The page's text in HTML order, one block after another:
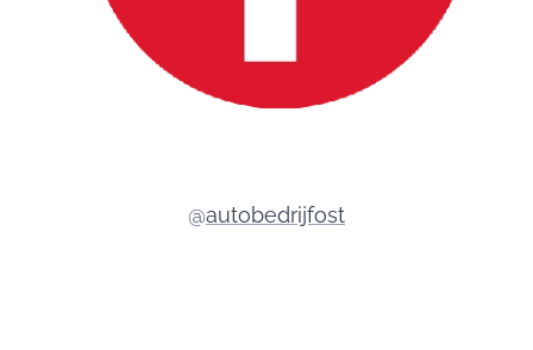
@autobedrijfost